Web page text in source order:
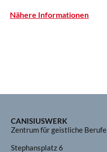
Nähere Informationen
CANISIUSWERK
Zentrum für geistliche Berufe
Stephansplatz 6